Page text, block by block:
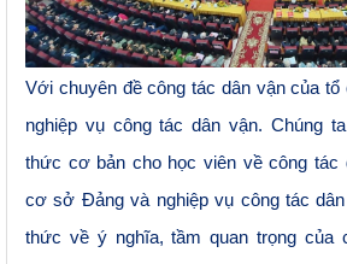
Với chuyên đề công tác dân vận của
nghiệp vụ công tác dân vận. Chúng
thức cơ bản cho học viên về công tác
cơ sở Đảng và nghiệp vụ công tác
thức về ý nghĩa, tầm quan trọng của